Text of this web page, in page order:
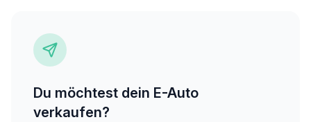
Du möchtest dein E-Auto
verkaufen?